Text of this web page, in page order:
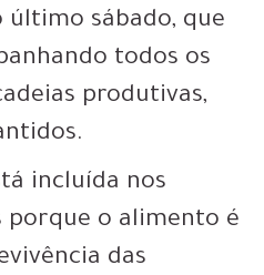
sábado, que
todos os
produtivas,
incluída nos
porque o alimento é
das